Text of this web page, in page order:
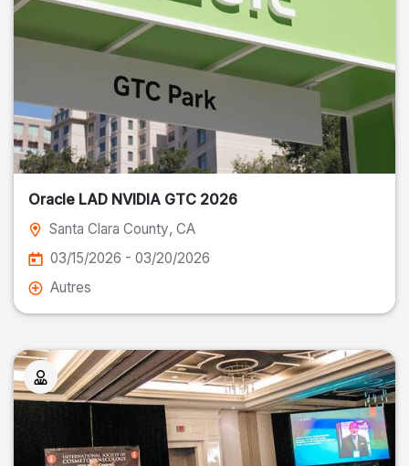
Oracle LAD NVIDIA GTC 2026
Santa Clara County, CA
03/15/2026 - 03/20/2026
Autres